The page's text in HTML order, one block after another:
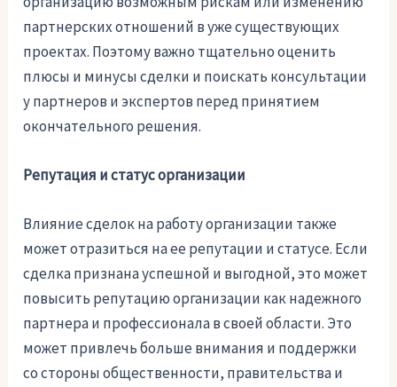
партнерских отношений в уже существующих
проектах. Поэтому важно тщательно оценить
плюсы и минусы сделки и поискать консультации
у партнеров и экспертов перед принятием
окончательного решения.
Репутация и статус организации
Влияние сделок на работу организации также
может отразиться на ее репутации и статусе. Если
сделка признана успешной и выгодной, это может
повысить репутацию организации как надежного
партнера и профессионала в своей области. Это
может привлечь больше внимания и поддержки
со стороны общественности, правительства и